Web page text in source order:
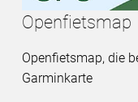
Openfietsmap
Openfietsmap, die
Garminkarte